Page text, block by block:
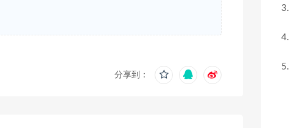
分享到：